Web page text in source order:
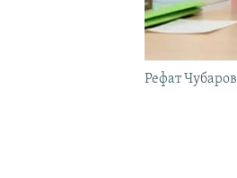
Рефат Чубаров